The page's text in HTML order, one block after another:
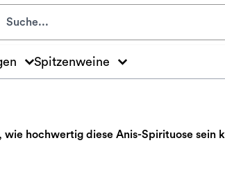
Spitzenweine
wie hochwertig diese Anis-Spirituose